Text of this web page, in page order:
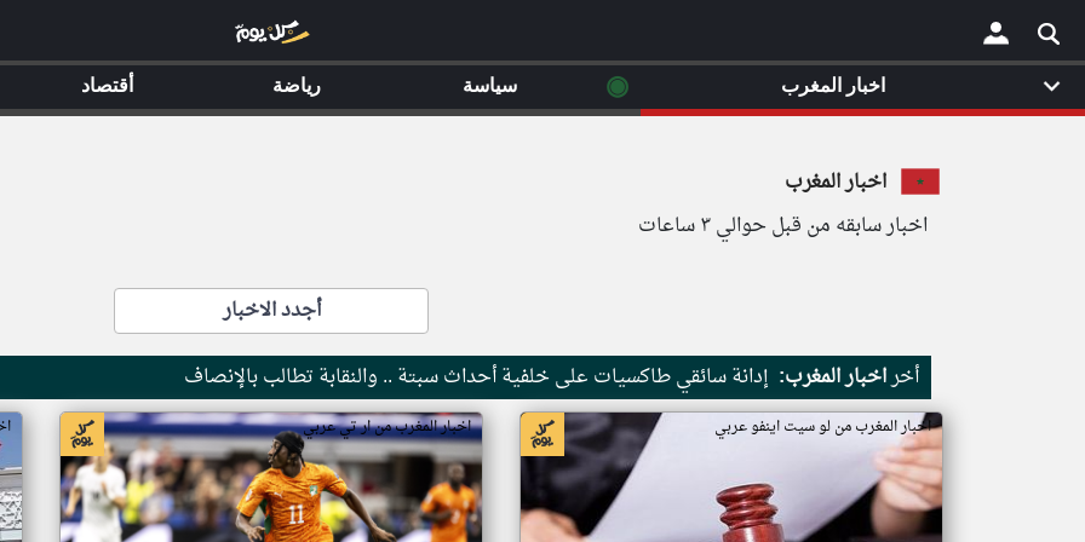
×
اخبار المغرب
اخبار سابقه من قبل حوالي ٣ ساعات
أجدد الاخبار
أخراخبار المغرب: إدانة سائقي طاكسيات على خلفية أحداث سبتة .. والنقابة تطالب بالإنصاف
اخبار المغرب من لو سيت اينفو عربي اخبار المغرب من ار تي عربي
اخبار المغرب ◉ سياسة رياضة أقتصاد